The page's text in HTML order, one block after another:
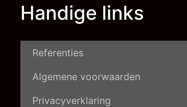
Handige links
Referenties
Algemene voorwaarden
Privacyverklaring